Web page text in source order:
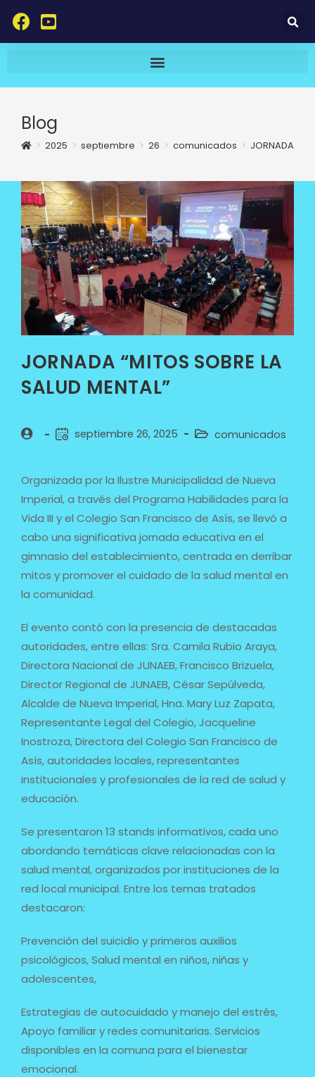
Blog
> 2025 > septiembre > 26 > comunicados > JORNADA
JORNADA “MITOS SOBRE LA
SALUD MENTAL”
septiembre 26, 2025 comunicados
Organizada por la Ilustre Municipalidad de Nueva
Imperial, a través del Programa Habilidades para la
Vida III y el Colegio San Francisco de Asís, se llevó a
cabo una significativa jornada educativa en el
gimnasio del establecimiento, centrada en derribar
mitos y promover el cuidado de la salud mental en
la comunidad.
El evento contó con la presencia de destacadas
autoridades, entre ellas: Sra. Camila Rubio Araya,
Directora Nacional de JUNAEB, Francisco Brizuela,
Director Regional de JUNAEB, César Sepúlveda,
Alcalde de Nueva Imperial, Hna. Mary Luz Zapata,
Representante Legal del Colegio, Jacqueline
Inostroza, Directora del Colegio San Francisco de
Asís, autoridades locales, representantes
institucionales y profesionales de la red de salud y
educación.
Se presentaron 13 stands informativos, cada uno
abordando temáticas clave relacionadas con la
salud mental, organizados por instituciones de la
red local municipal. Entre los temas tratados
destacaron:
Prevención del suicidio y primeros auxilios
psicológicos, Salud mental en niños, niñas y
adolescentes,
Estrategias de autocuidado y manejo del estrés,
Apoyo familiar y redes comunitarias. Servicios
disponibles en la comuna para el bienestar
emocional.